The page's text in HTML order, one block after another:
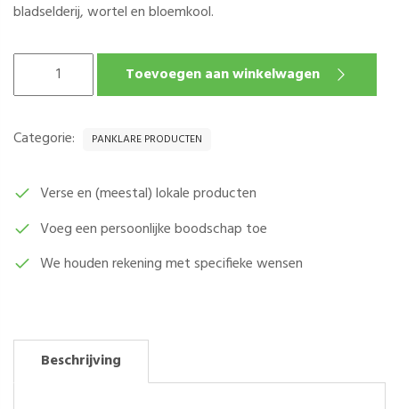
bladselderij, wortel en bloemkool.
AANTAL
Toevoegen aan winkelwagen
Categorie: PANKLARE PRODUCTEN
Verse en (meestal) lokale producten
Voeg een persoonlijke boodschap toe
We houden rekening met specifieke wensen
Beschrijving